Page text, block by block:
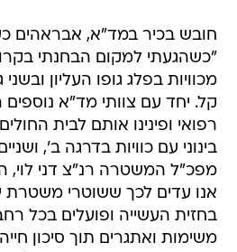
חובש בכיר במד"א, אבראהים
"כשהגעתי למקום הבחנתי
מכוויות בפלג גופו העליון
קל. יחד עם צוותי מד"א נוספים
רפואי ופינינו אותם לבית
בינוני עם כוויות בדרגה ב',
מפכ"ל המשטרה רנ"צ דני לוי,
אנו עדים לכך ששוטרי משטרת
בחזית העשייה ופועלים בכל
משימות ואתגרים תוך סיכון